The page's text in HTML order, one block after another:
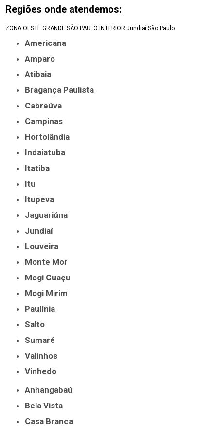
Regiões onde atendemos:
ZONA OESTE GRANDE SÃO PAULO INTERIOR Jundiaí São Paulo
Americana
Amparo
Atibaia
Bragança Paulista
Cabreúva
Campinas
Hortolândia
Indaiatuba
Itatiba
Itu
Itupeva
Jaguariúna
Jundiaí
Louveira
Monte Mor
Mogi Guaçu
Mogi Mirim
Paulínia
Salto
Sumaré
Valinhos
Vinhedo
Anhangabaú
Bela Vista
Casa Branca